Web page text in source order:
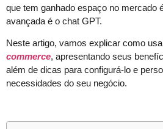
que tem ganhado espaço no mercado
avançada é o chat GPT.
Neste artigo, vamos explicar como
commerce, apresentando seus
além de dicas para configurá-lo e
necessidades do seu negócio.